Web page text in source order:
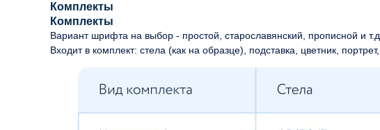
Комплекты
Комплекты
Вариант шрифта на выбор - простой, старославянский, прописной и т.д.
Входит в комплект: стела (как на образце), подставка, цветник,